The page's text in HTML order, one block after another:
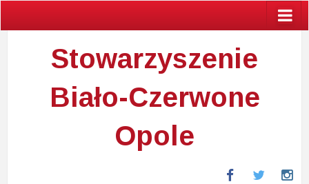
Stowarzyszenie
Biało-Czerwone
Opole
FacebookTwitter